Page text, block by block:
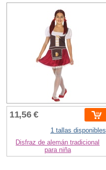
11,56 €
1 tallas disponibles
Disfraz de alemán tradicional
para niña